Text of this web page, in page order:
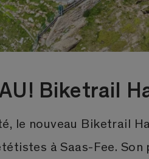
Biketrail
le nouveau Biketrail
à Saas-Fee.